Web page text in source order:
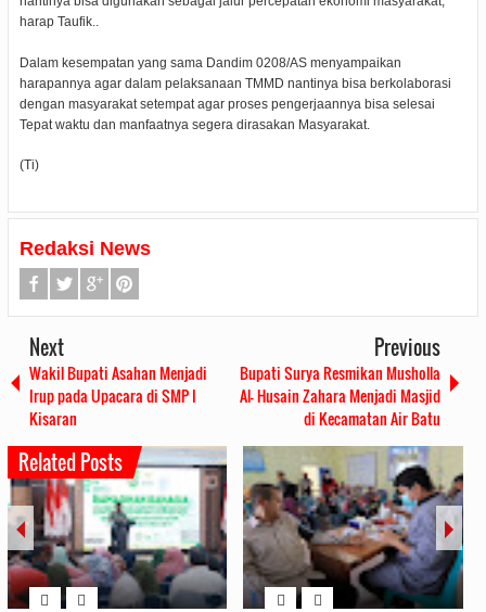
harap Taufik..
Dalam kesempatan yang sama Dandim 0208/AS menyampaikan
harapannya agar dalam pelaksanaan TMMD nantinya bisa berkolaborasi
dengan masyarakat setempat agar proses pengerjaannya bisa selesai
Tepat waktu dan manfaatnya segera dirasakan Masyarakat.
(Ti)
Redaksi News
Next
Wakil Bupati Asahan Menjadi
Irup pada Upacara di SMP I
Kisaran
Previous
Bupati Surya Resmikan Musholla
Al- Husain Zahara Menjadi Masjid
di Kecamatan Air Batu
Related Posts